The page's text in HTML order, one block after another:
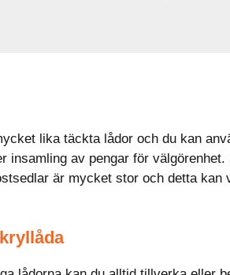
lika täckta lådor och du kan
insamling av pengar för
är mycket stor och detta kan